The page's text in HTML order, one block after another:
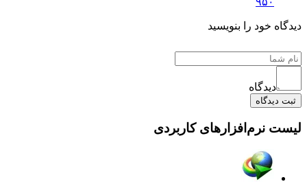
دیدگاه خود را بنویسید
دیدگاه
ثبت دیدگاه
لیست نرم‌افزارهای کاربردی